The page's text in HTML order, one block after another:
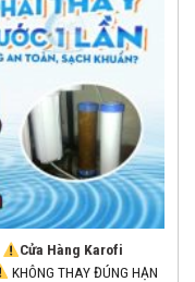
Cửa Hàng Karofi
KHÔNG THAY ĐÚNG HẠN